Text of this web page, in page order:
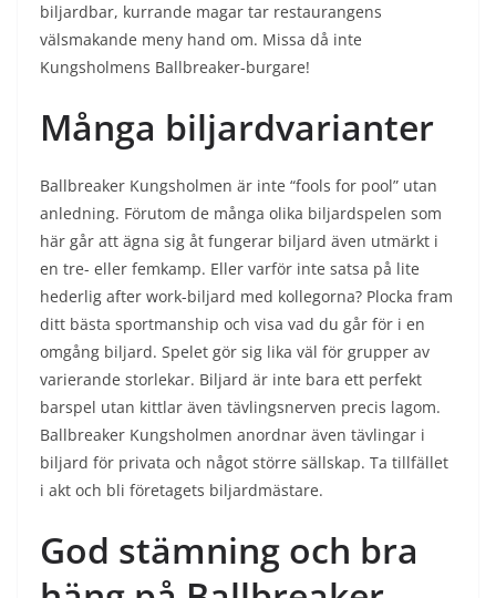
biljardbar, kurrande magar tar restaurangens
välsmakande meny hand om. Missa då inte
Kungsholmens Ballbreaker-burgare!
Många biljardvarianter
Ballbreaker Kungsholmen är inte “fools for pool” utan
anledning. Förutom de många olika biljardspelen som
här går att ägna sig åt fungerar biljard även utmärkt i
en tre- eller femkamp. Eller varför inte satsa på lite
hederlig after work-biljard med kollegorna? Plocka fram
ditt bästa sportmanship och visa vad du går för i en
omgång biljard. Spelet gör sig lika väl för grupper av
varierande storlekar. Biljard är inte bara ett perfekt
barspel utan kittlar även tävlingsnerven precis lagom.
Ballbreaker Kungsholmen anordnar även tävlingar i
biljard för privata och något större sällskap. Ta tillfället
i akt och bli företagets biljardmästare.
God stämning och bra